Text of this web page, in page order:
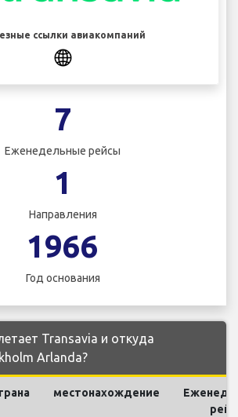
ссылки авиакомпаний
7
Еженедельные рейсы
1
Направления
1966
Год основания
Transavia и откуда
Arlanda?
местонахождение